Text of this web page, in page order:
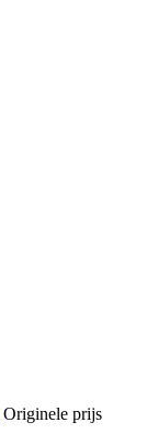
Originele prijs